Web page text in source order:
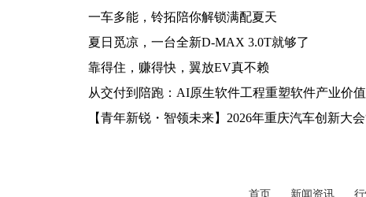
一车多能，铃拓陪你解锁满配夏天
夏日觅凉，一台全新D-MAX 3.0T就够了
靠得住，赚得快，翼放EV真不赖
从交付到陪跑：AI原生软件工程重塑软件产业价
【青年新锐・智领未来】2026年重庆汽车创新大
首页 新闻资讯